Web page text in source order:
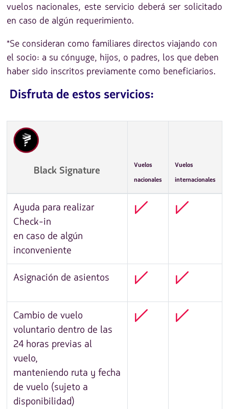
vuelos nacionales, este servicio deberá ser solicitado
en caso de algún requerimiento.
*Se consideran como familiares directos viajando con
el socio: a su cónyuge, hijos, o padres, los que deben
haber sido inscritos previamente como beneficiarios.
Disfruta de estos servicios:
Black Signature
Vuelos
nacionales
Vuelos
internacionales
Ayuda para realizar
Check-in
en caso de algún
inconveniente
Asignación de asientos
Cambio de vuelo
voluntario dentro de las
24 horas previas al
vuelo,
manteniendo ruta y fecha
de vuelo (sujeto a
disponibilidad)